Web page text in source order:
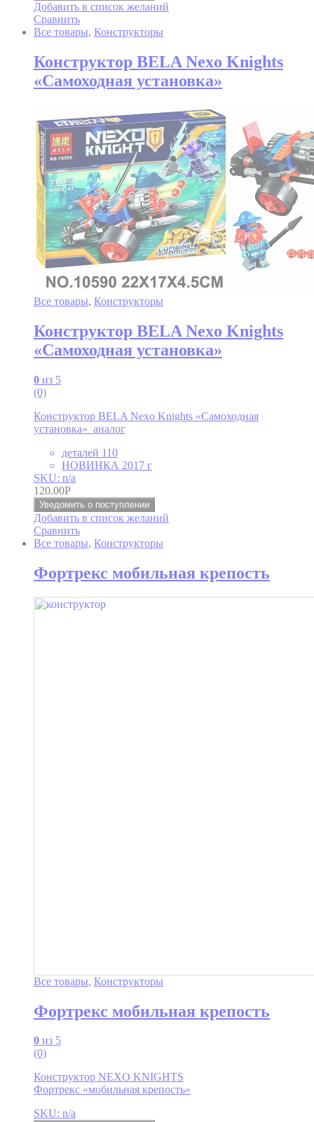
Добавить в список желаний
Сравнить
Все товары, Конструкторы
Конструктор BELA Nexo Knights
«Самоходная установка»
Все товары, Конструкторы
Конструктор BELA Nexo Knights
«Самоходная установка»
0 из 5
(0)
Конструктор BELA Nexo Knights «Самоходная
установка» аналог
деталей 110
НОВИНКА 2017 г
SKU: n/a
120.00Р
Уведомить о поступлении
Добавить в список желаний
Сравнить
Все товары, Конструкторы
Фортрекс мобильная крепость
Все товары, Конструкторы
Фортрекс мобильная крепость
0 из 5
(0)
Конструктор NEXO KNIGHTS
Фортрекс «мобильная крепость»
SKU: n/a